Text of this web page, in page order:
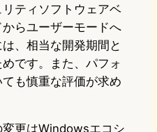
ティソフトウェアベ
らユーザーモードへ
、相当な開発期間と
です。また、パフォ
も慎重な評価が求め
更はWindowsエコシ